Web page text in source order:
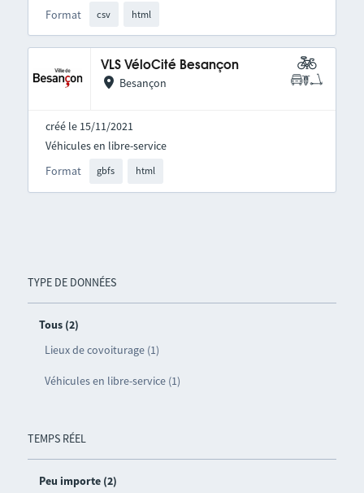
TYPE DE DONNÉES
Tous (2)
Lieux de covoiturage (1)
Véhicules en libre-service (1)
TEMPS RÉEL
Peu importe (2)
Format csv html
VLS VéloCité Besançon
Besançon
créé le 15/11/2021
Format gbfs html
Véhicules en libre-service